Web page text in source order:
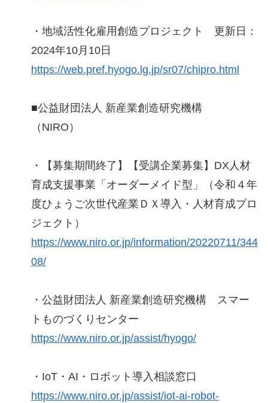
・地域活性化雇用創造プロジェクト 更新日：
2024年10月10日
https://web.pref.hyogo.lg.jp/sr07/chipro.html
■公益財団法人 新産業創造研究機構
（NIRO）
・【募集期間終了】【受講企業募集】DX人材
育成支援事業「オーダーメイド型」（令和４年
度ひょうご次世代産業ＤＸ導入・人材育成プロ
ジェクト）
https://www.niro.or.jp/information/20220711/344
08/
・公益財団法人 新産業創造研究機構 スマー
トものづくりセンター
https://www.niro.or.jp/assist/hyogo/
・IoT・AI・ロボット導入相談窓口
https://www.niro.or.jp/assist/iot-ai-robot-